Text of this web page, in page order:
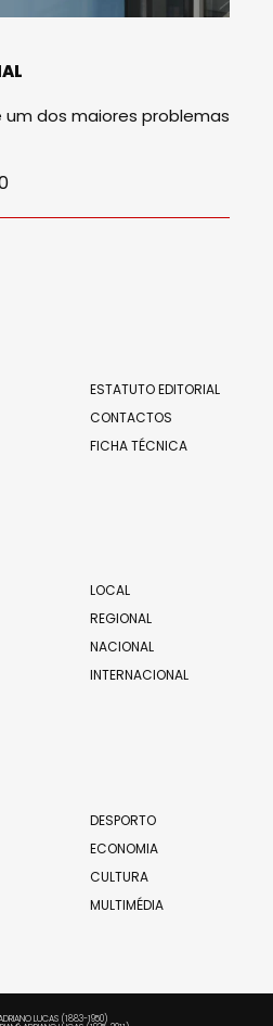
um dos maiores problemas
ESTATUTO EDITORIAL
CONTACTOS
FICHA TÉCNICA
LOCAL
REGIONAL
NACIONAL
INTERNACIONAL
DESPORTO
ECONOMIA
CULTURA
MULTIMÉDIA
LUCAS (1883-1950)